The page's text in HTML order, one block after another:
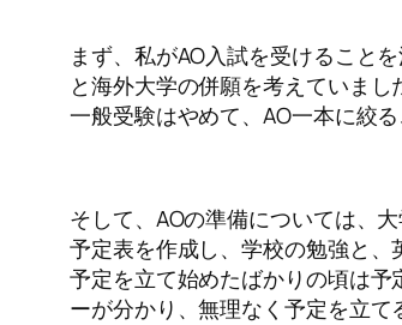
まず、私がAO入試を受けること
と海外大学の併願を考えていま
一般受験はやめて、AO一本に絞
そして、AOの準備については、
予定表を作成し、学校の勉強と
予定を立て始めたばかりの頃は
ーが分かり、無理なく予定を立て